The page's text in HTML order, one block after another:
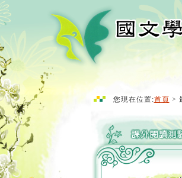
您現在位置:首頁 >